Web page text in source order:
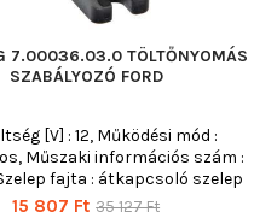
7.00036.03.0 TÖLTŐNYOMÁS
SZABÁLYOZÓ FORD
[V] : 12, Működési mód :
Műszaki információs szám :
fajta : átkapcsoló szelep
Ár
15 807 Ft Normál
35 127 Ft